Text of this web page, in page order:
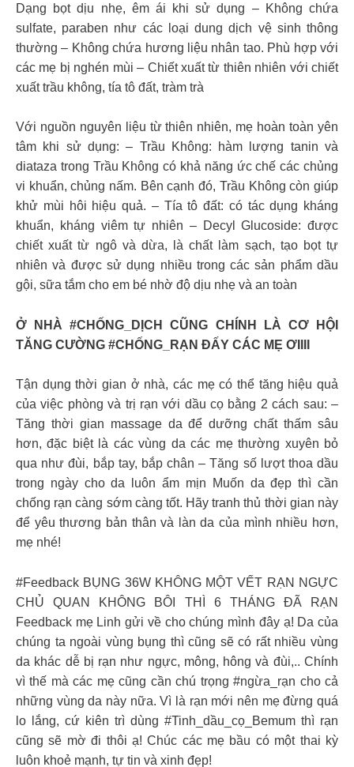
Dạng bọt dịu nhẹ, êm ái khi sử dụng – Không chứa
sulfate, paraben như các loại dung dịch vệ sinh thông
thường – Không chứa hương liệu nhân tao. Phù hợp với
các mẹ bị nghén mùi – Chiết xuất từ thiên nhiên với chiết
xuất trầu không, tía tô đất, tràm trà
Với nguồn nguyên liệu từ thiên nhiên, mẹ hoàn toàn yên
tâm khi sử dụng: – Trầu Không: hàm lượng tanin và
diataza trong Trầu Không có khả năng ức chế các chủng
vi khuẩn, chủng nấm. Bên cạnh đó, Trầu Không còn giúp
khử mùi hôi hiệu quả. – Tía tô đất: có tác dụng kháng
khuẩn, kháng viêm tự nhiên – Decyl Glucoside: được
chiết xuất từ ngô và dừa, là chất làm sạch, tạo bọt tự
nhiên và được sử dụng nhiều trong các sản phẩm dầu
gội, sữa tắm cho em bé nhờ độ dịu nhẹ và an toàn
Ở NHÀ #CHỐNG_DỊCH CŨNG CHÍNH LÀ CƠ HỘI
TĂNG CƯỜNG #CHỐNG_RẠN ĐẤY CÁC MẸ ƠIIII
Tận dụng thời gian ở nhà, các mẹ có thể tăng hiệu quả
của việc phòng và trị rạn với dầu cọ bằng 2 cách sau: –
Tăng thời gian massage da để dưỡng chất thấm sâu
hơn, đặc biệt là các vùng da các mẹ thường xuyên bỏ
qua như đùi, bắp tay, bắp chân – Tăng số lượt thoa dầu
trong ngày cho da luôn ẩm mịn Muốn da đẹp thì cần
chống rạn càng sớm càng tốt. Hãy tranh thủ thời gian này
để yêu thương bản thân và làn da của mình nhiều hơn,
mẹ nhé!
#Feedback BỤNG 36W KHÔNG MỘT VẾT RẠN NGỰC
CHỦ QUAN KHÔNG BÔI THÌ 6 THÁNG ĐÃ RẠN
Feedback mẹ Linh gửi về cho chúng mình đây ạ! Da của
chúng ta ngoài vùng bụng thì cũng sẽ có rất nhiều vùng
da khác dễ bị rạn như ngực, mông, hông và đùi,.. Chính
vì thế mà các mẹ cũng cần chú trọng #ngừa_rạn cho cả
những vùng da này nữa. Vì là rạn mới nên mẹ đừng quá
lo lắng, cứ kiên trì dùng #Tinh_dầu_cọ_Bemum thì rạn
cũng sẽ mờ đi thôi ạ! Chúc các mẹ bầu có một thai kỳ
luôn khoẻ mạnh, tự tin và xinh đẹp!